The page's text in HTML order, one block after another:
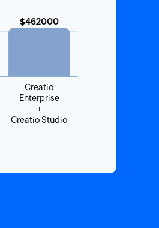
$462000
Creatio
Enterprise
+
Creatio Studio